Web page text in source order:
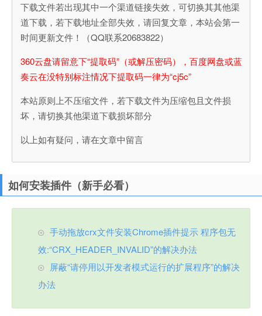
下载文件若出现其中一个渠道链接失效，可切换其其他渠
道下载，若下载地址全部失效，请回复文章，本站会第一
时间更新文件！（QQ联系20683822）
360云盘请留意下“提取码”（或解压密码），百度网盘或蓝
奏云在没特别标注情况下提取码一律为“cj5c”
本站原则上不压缩文件，若下载文件为压缩包且文件损
坏，请切换其他渠道下载损坏部分
以上如有疑问，请在文章中留言
如何安装插件（新手必看）
手动拖放crx文件安装Chrome插件提示 程序包无
效:“CRX_HEADER_INVALID”的解决办法
屏蔽“请停用以开发者模式运行的扩展程序”的解决
办法